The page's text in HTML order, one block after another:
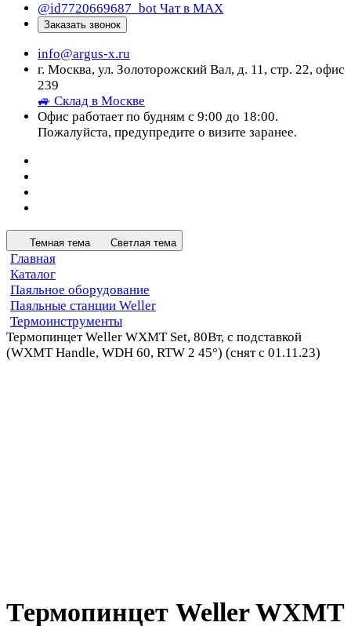
@id7720669687_bot Чат в МАХ
Заказать звонок
info@argus-x.ru
г. Москва, ул. Золоторожский Вал, д. 11, стр. 22, офис
239
🚙 Склад в Москве
Офис работает по будням с 9:00 до 18:00.
Пожалуйста, предупредите о визите заранее.
Темная тема Светлая тема
Главная
Каталог
Паяльное оборудование
Паяльные станции Weller
Термоинструменты
Термопинцет Weller WXMT Set, 80Вт, с подставкой
(WXMT Handle, WDH 60, RTW 2 45°) (снят c 01.11.23)
Термопинцет Weller WXMT